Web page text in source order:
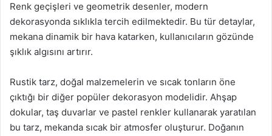
Renk geçişleri ve geometrik desenler, modern
dekorasyonda sıklıkla tercih edilmektedir. Bu tür detaylar,
mekana dinamik bir hava katarken, kullanıcıların gözünde
şıklık algısını artırır.
Rustik tarz, doğal malzemelerin ve sıcak tonların öne
çıktığı bir diğer popüler dekorasyon modelidir. Ahşap
dokular, taş duvarlar ve pastel renkler kullanarak yaratılan
bu tarz, mekanda sıcak bir atmosfer oluşturur. Doğanın